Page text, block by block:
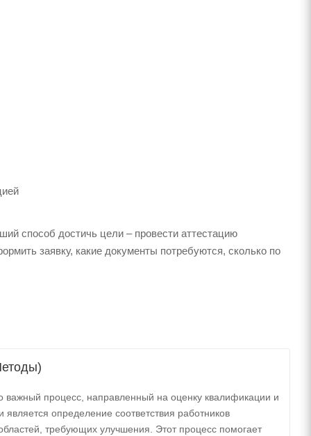
способ достичь цели – провести аттестацию
заявку, какие документы потребуются, сколько по
процесс, направленный на оценку квалификации и
определение соответствия работников
требующих улучшения. Этот процесс помогает